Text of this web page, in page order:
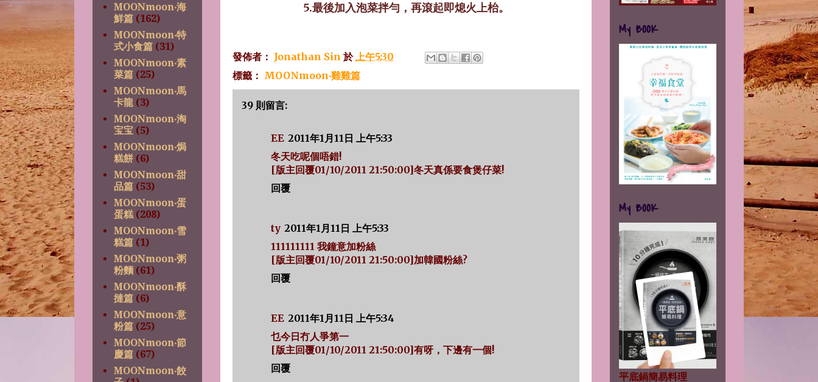
5.最後加入泡菜拌勻，再滾起即熄火上枱。
發佈者： Jonathan Sin 於上午5:30
標籤： MOONmoon‧雞雞篇
39 則留言:
EE 2011年1月11日 上午5:33
冬天吃呢個唔錯!
[版主回覆01/10/2011 21:50:00]冬天真係要食煲仔菜!
回覆
ty 2011年1月11日 上午5:33
111111111 我鐘意加粉絲
[版主回覆01/10/2011 21:50:00]加韓國粉絲?
回覆
EE 2011年1月11日 上午5:34
乜今日冇人爭第一
[版主回覆01/10/2011 21:50:00]有呀，下邊有一個!
回覆
MOONmoon‧海
鮮篇 (162)
MOONmoon‧特
式小食篇 (31)
MOONmoon‧素
菜篇 (25)
MOONmoon‧馬
卡龍 (3)
MOONmoon‧淘
宝宝 (5)
MOONmoon‧焗
糕餅 (6)
MOONmoon‧甜
品篇 (53)
MOONmoon‧蛋
蛋糕 (208)
MOONmoon‧雪
糕篇 (1)
MOONmoon‧粥
粉麵 (61)
MOONmoon‧酥
撻篇 (6)
MOONmoon‧意
粉篇 (25)
MOONmoon‧節
慶篇 (67)
MOONmoon‧餃
My BOOK
My BOOK
平底鍋簡易料理